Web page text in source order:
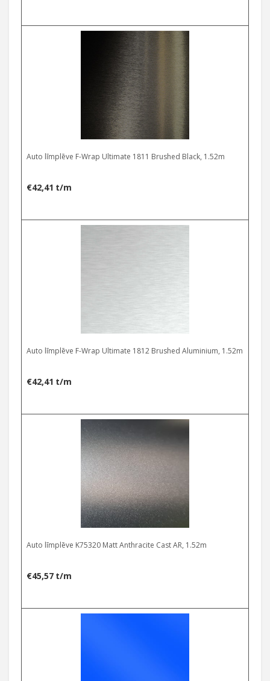
Auto līmplēve F-Wrap Ultimate 1811 Brushed Black, 1.52m
€42,41 t/m
Auto līmplēve F-Wrap Ultimate 1812 Brushed Aluminium, 1.52m
€42,41 t/m
Auto līmplēve K75320 Matt Anthracite Cast AR, 1.52m
€45,57 t/m